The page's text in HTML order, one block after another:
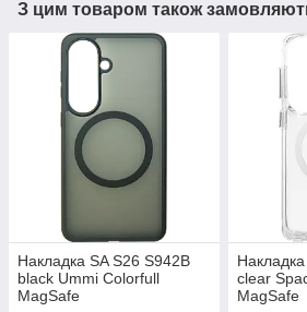
З цим товаром також
Накладка SA S26 S942B
black Ummi Colorfull
MagSafe
clear
MagSafe